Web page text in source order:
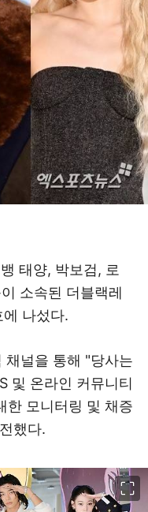
태양, 박보검, 로
소속된 더블랙레
나섰다.
채널을 통해 "당사는
및 온라인 커뮤니티
한 모니터링 및 채증
했다.